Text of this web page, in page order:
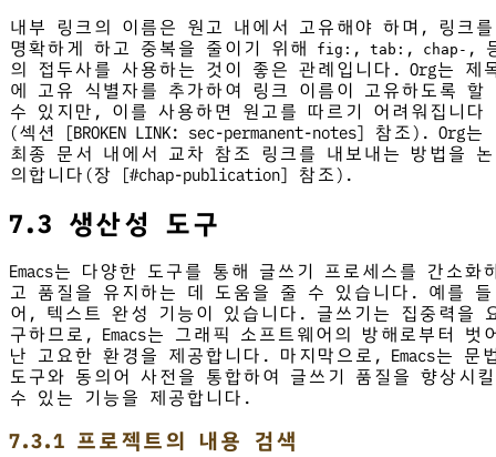
내부 링크의 이름은 원고 내에서 고유해야 하며, 링크를
명확하게 하고 중복을 줄이기 위해
fig: , tab: , chap- ,
의 접두사를 사용하는 것이 좋은 관례입니다. Org는 제
에 고유 식별자를 추가하여 링크 이름이 고유하도록 할
수 있지만, 이를 사용하면 원고를 따르기 어려워집니다
(섹션 [BROKEN LINK: sec-permanent-notes] 참조). Org는
최종 문서 내에서 교차 참조 링크를 내보내는 방법을 논
의합니다(장 [#chap-publication] 참조).
7.3 생산성 도구
Emacs는 다양한 도구를 통해 글쓰기 프로세스를 간소화
고 품질을 유지하는 데 도움을 줄 수 있습니다. 예를 들
어, 텍스트 완성 기능이 있습니다. 글쓰기는 집중력을
구하므로, Emacs는 그래픽 소프트웨어의 방해로부터 벗
난 고요한 환경을 제공합니다. 마지막으로, Emacs는 문
도구와 동의어 사전을 통합하여 글쓰기 품질을 향상시킬
수 있는 기능을 제공합니다.
7.3.1 프로젝트의 내용 검색